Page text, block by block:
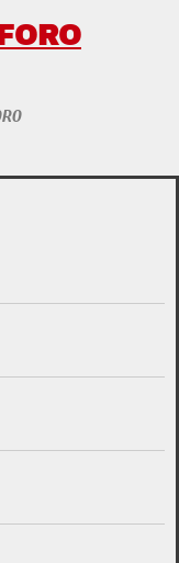
usuario bajo
criticar,